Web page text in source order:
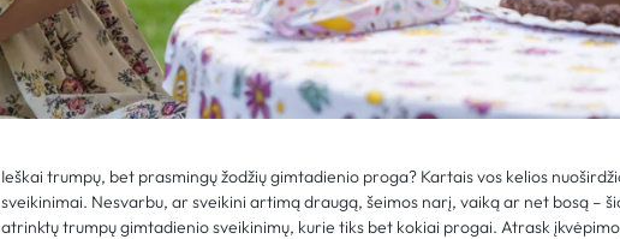
Ieškai trumpų, bet prasmingų žodžių gimtadienio proga? Kartais vos kelios
sveikinimai. Nesvarbu, ar sveikini artimą draugą, šeimos narį, vaiką ar net bosą –
atrinktų trumpų gimtadienio sveikinimų, kurie tiks bet kokiai progai. Atrask